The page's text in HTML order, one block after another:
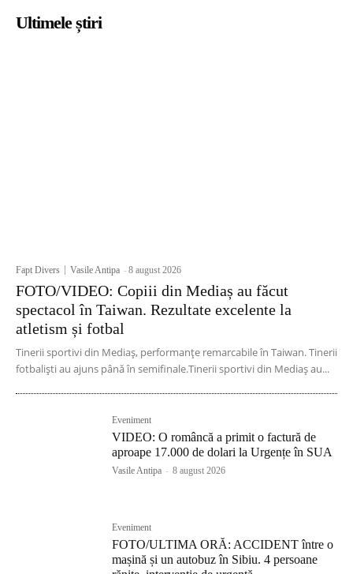
Ultimele știri
Fapt Divers Vasile Antipa -8 august 2026
FOTO/VIDEO: Copiii din Mediaș au făcut
spectacol în Taiwan. Rezultate excelente la
atletism și fotbal
Tinerii sportivi din Mediaș, performanțe remarcabile în Taiwan. Tinerii
fotbaliști au ajuns până în semifinale.Tinerii sportivi din Mediaș au...
Eveniment
VIDEO: O româncă a primit o factură de
aproape 17.000 de dolari la Urgențe în SUA
Vasile Antipa - 8 august 2026
Eveniment
FOTO/ULTIMA ORĂ: ACCIDENT între o
mașină și un autobuz în Sibiu. 4 persoane